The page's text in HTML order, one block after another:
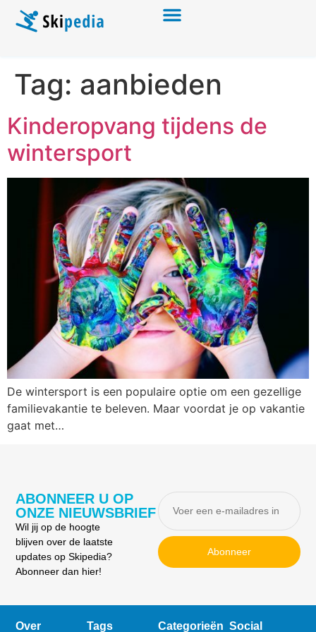
Tag: aanbieden
Kinderopvang tijdens de
wintersport
De wintersport is een populaire optie om een gezellige
familievakantie te beleven. Maar voordat je op vakantie
gaat met…
ABONNEER U OP
ONZE NIEUWSBRIEF
Wil jij op de hoogte
blijven over de laatste
updates op Skipedia?
Abonneer dan hier!
Abonneer
Over Tags Categorieën Social